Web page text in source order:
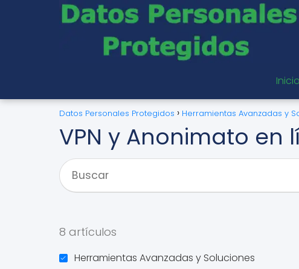
Inicio
Datos Personales Protegidos Herramientas Avanzadas y
VPN y Anonimato en
8 artículos
Herramientas Avanzadas y Soluciones